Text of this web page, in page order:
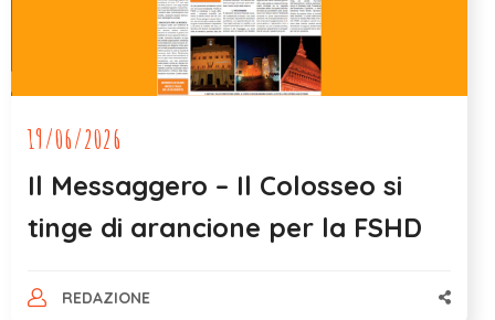
19/06/2026
Il Messaggero – Il Colosseo si
tinge di arancione per la FSHD
REDAZIONE